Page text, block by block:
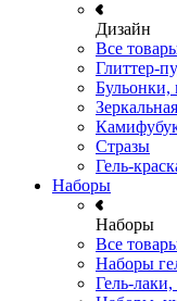
Дизайн
Все
Глиттер-
Бульонки,
Стразы
Гель-
Наборы
Наборы
Все
Наборы
Гель-